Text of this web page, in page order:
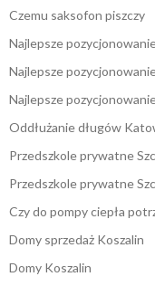
Czemu saksofon piszczy
Najlepsze
Najlepsze
Najlepsze
Oddłużanie długów
Przedszkole prywatne
Przedszkole prywatne
Czy do pompy ciepła
Domy sprzedaż Koszalin
Domy Koszalin